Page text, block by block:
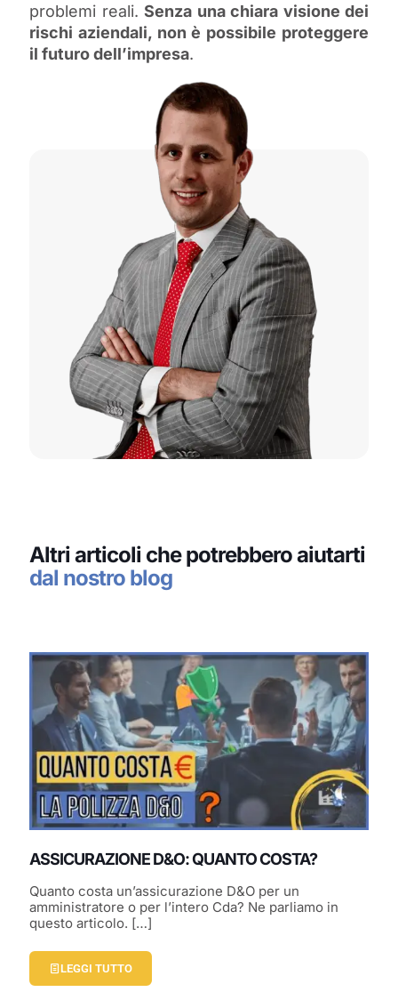
problemi reali. Senza una chiara visione dei
rischi aziendali, non è possibile proteggere
il futuro dell’impresa.
Altri articoli che potrebbero aiutarti
dal nostro blog
ASSICURAZIONE D&O: QUANTO COSTA?
Quanto costa un’assicurazione D&O per un
amministratore o per l’intero Cda? Ne parliamo in
questo articolo. […]
LEGGI TUTTO